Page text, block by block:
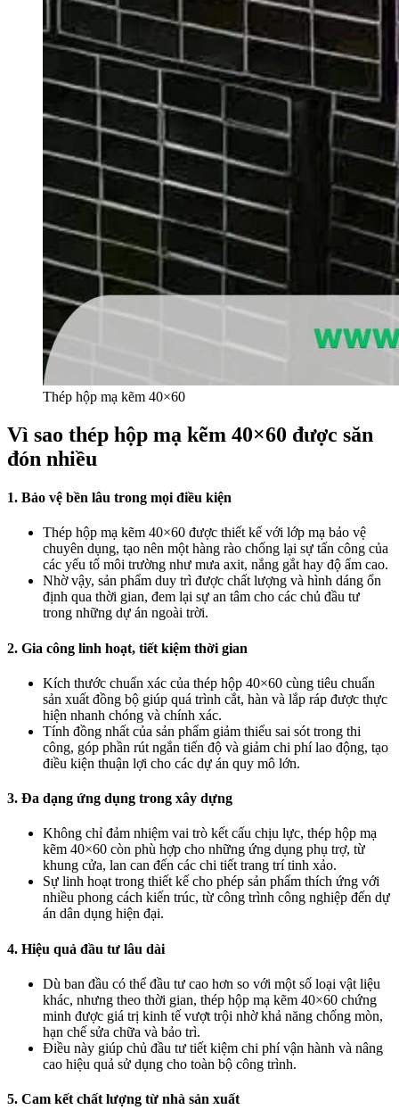
Thép hộp mạ kẽm 40×60
Vì sao thép hộp mạ kẽm 40×60 được săn
đón nhiều
1. Bảo vệ bền lâu trong mọi điều kiện
Thép hộp mạ kẽm 40×60 được thiết kế với lớp mạ bảo vệ
chuyên dụng, tạo nên một hàng rào chống lại sự tấn công của
các yếu tố môi trường như mưa axit, nắng gắt hay độ ẩm cao.
Nhờ vậy, sản phẩm duy trì được chất lượng và hình dáng ổn
định qua thời gian, đem lại sự an tâm cho các chủ đầu tư
trong những dự án ngoài trời.
2. Gia công linh hoạt, tiết kiệm thời gian
Kích thước chuẩn xác của thép hộp 40×60 cùng tiêu chuẩn
sản xuất đồng bộ giúp quá trình cắt, hàn và lắp ráp được thực
hiện nhanh chóng và chính xác.
Tính đồng nhất của sản phẩm giảm thiểu sai sót trong thi
công, góp phần rút ngắn tiến độ và giảm chi phí lao động, tạo
điều kiện thuận lợi cho các dự án quy mô lớn.
3. Đa dạng ứng dụng trong xây dựng
Không chỉ đảm nhiệm vai trò kết cấu chịu lực, thép hộp mạ
kẽm 40×60 còn phù hợp cho những ứng dụng phụ trợ, từ
khung cửa, lan can đến các chi tiết trang trí tinh xảo.
Sự linh hoạt trong thiết kế cho phép sản phẩm thích ứng với
nhiều phong cách kiến trúc, từ công trình công nghiệp đến dự
án dân dụng hiện đại.
4. Hiệu quả đầu tư lâu dài
Dù ban đầu có thể đầu tư cao hơn so với một số loại vật liệu
khác, nhưng theo thời gian, thép hộp mạ kẽm 40×60 chứng
minh được giá trị kinh tế vượt trội nhờ khả năng chống mòn,
hạn chế sửa chữa và bảo trì.
Điều này giúp chủ đầu tư tiết kiệm chi phí vận hành và nâng
cao hiệu quả sử dụng cho toàn bộ công trình.
5. Cam kết chất lượng từ nhà sản xuất